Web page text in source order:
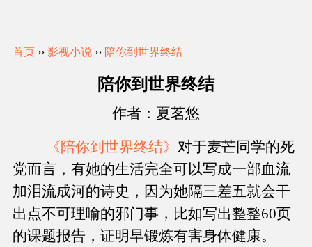
首页 ›› 影视小说 ›› 陪你到世界终结
陪你到世界终结
作者：夏茗悠
《陪你到世界终结》 对于麦芒同学的死
党而言，有她的生活完全可以写成一部血流
加泪流成河的诗史，因为她隔三差五就会干
出点不可理喻的邪门事，比如写出整整60页
的课题报告，证明早锻炼有害身体健康。